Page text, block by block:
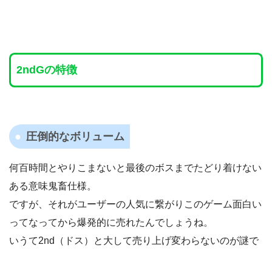
2ndGの特徴
圧倒的なボリューム
何百時間とやりこまないと最後のボスまでたどり着けない
ある意味鬼畜仕様。
ですが、それがユーザーの人気に繋がりこのゲーム面白い
ってなってから爆発的に売れたんでしょうね。
いうて2nd（ドス）と大して売り上げ変わらないのが謎で